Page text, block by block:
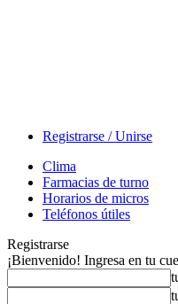
Registrarse / Unirse
Clima
Farmacias de turno
Horarios de micros
Teléfonos útiles
Registrarse
¡Bienvenido! Ingresa en tu